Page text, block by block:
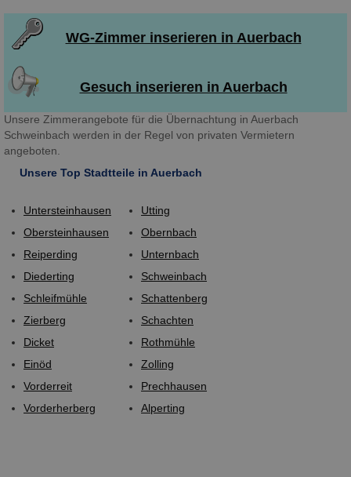
WG-Zimmer inserieren in Auerbach
Gesuch inserieren in Auerbach
Unsere Zimmerangebote für die Übernachtung in Auerbach
Schweinbach werden in der Regel von privaten Vermietern
angeboten.
Unsere Top Stadtteile in Auerbach
Untersteinhausen
Obersteinhausen
Reiperding
Diederting
Schleifmühle
Zierberg
Dicket
Einöd
Vorderreit
Vorderherberg
Utting
Obernbach
Unternbach
Schweinbach
Schattenberg
Schachten
Rothmühle
Zolling
Prechhausen
Alperting